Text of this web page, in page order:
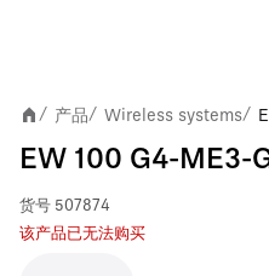
/ 产品/ Wireless systems/
EW 100 G4-ME3-
货号 507874
该产品已无法购买